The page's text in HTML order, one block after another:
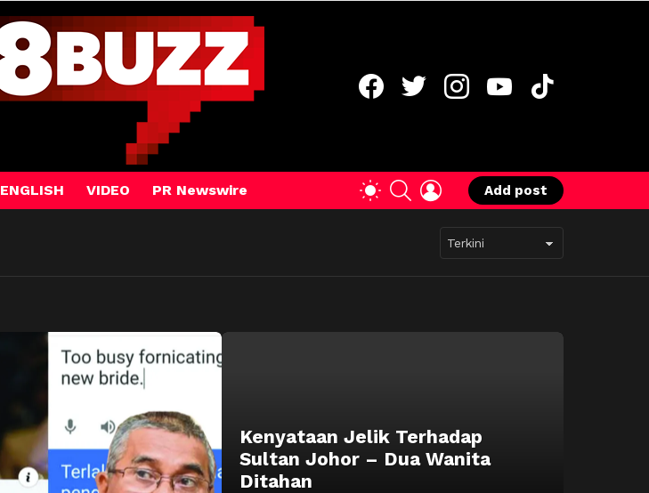
ENGLISH VIDEO PR Newswire
SWITCHSEARCHLOGIN
Add post
Kenyataan Jelik Terhadap
Sultan Johor – Dua Wanita
Ditahan